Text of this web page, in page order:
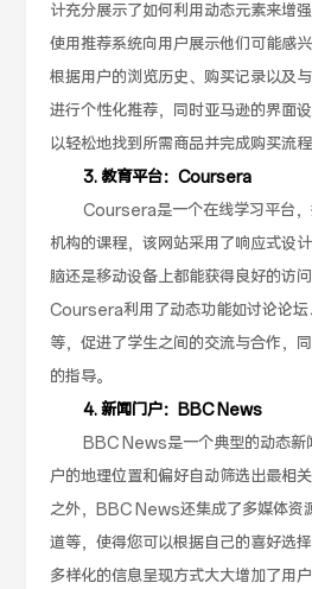
计充分展示了如何利用动态元素来增
使用推荐系统向用户展示他们可能感
根据用户的浏览历史、购买记录以及
进行个性化推荐，同时亚马逊的界面
以轻松地找到所需商品并完成购买流程
3. 教育平台：Coursera
Coursera是一个在线学习平台
机构的课程，该网站采用了响应式设
脑还是移动设备上都能获得良好的访
Coursera利用了动态功能如讨论论坛
等，促进了学生之间的交流与合作，
的指导。
4. 新闻门户：BBC News
BBC News是一个典型的动态新
户的地理位置和偏好自动筛选出最相
之外，BBC News还集成了多媒体资
道等，使得您可以根据自己的喜好选
多样化的信息呈现方式大大增加了用户